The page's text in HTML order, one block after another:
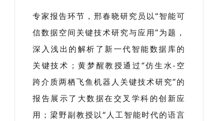
专家报告环节，邢春晓研究员以“智能可
信数据空间关键技术研究与应用”为题，
深入浅出的解析了新一代智能数据库的
关键技术；黄梦醒教授通过“仿生水-空
跨介质两栖飞鱼机器人关键技术研究”的
报告展示了大数据在交叉学科的创新应
用；梁野副教授以“人工智能时代的语言